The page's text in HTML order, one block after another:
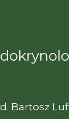
Bartosz